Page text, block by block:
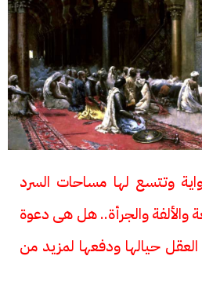
وتتسع لها مساحات السرد
والألفة والجرأة.. هل هى دعوة
حيالها ودفعها لمزيد من